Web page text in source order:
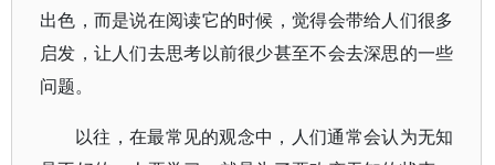
出色，而是说在阅读它的时候，觉得会带给人们很多
启发，让人们去思考以前很少甚至不会去深思的一些
问题。
以往，在最常见的观念中，人们通常会认为无知